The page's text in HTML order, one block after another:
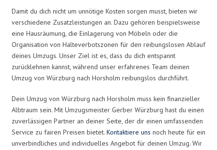
Damit du dich nicht um unnötige Kosten sorgen musst, bieten wir
verschiedene Zusatzleistungen an. Dazu gehören beispielsweise
eine Hausräumung, die Einlagerung von Möbeln oder die
Organisation von Halteverbotszonen für den reibungslosen Ablauf
deines Umzugs. Unser Ziel ist es, dass du dich entspannt
zurücklehnen kannst, während unser erfahrenes Team deinen
Umzug von Würzburg nach Horsholm reibungslos durchführt.
Dein Umzug von Würzburg nach Horsholm muss kein finanzieller
Albtraum sein. Mit Umzugsmeister Gerber Würzburg hast du einen
zuverlässigen Partner an deiner Seite, der dir einen umfassenden
Service zu fairen Preisen bietet. Kontaktiere uns noch heute für ein
unverbindliches und individuelles Angebot für deinen Umzug. Wir